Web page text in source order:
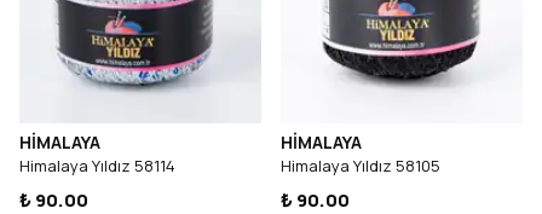
HİMALAYA
Himalaya Yıldız 58114
₺ 90.00
HİMALAYA
Himalaya Yıldız 58105
₺ 90.00